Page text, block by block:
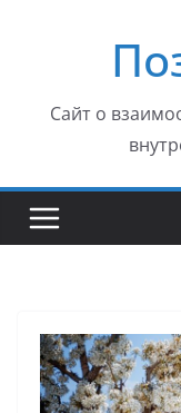
содержимому
Сайт о